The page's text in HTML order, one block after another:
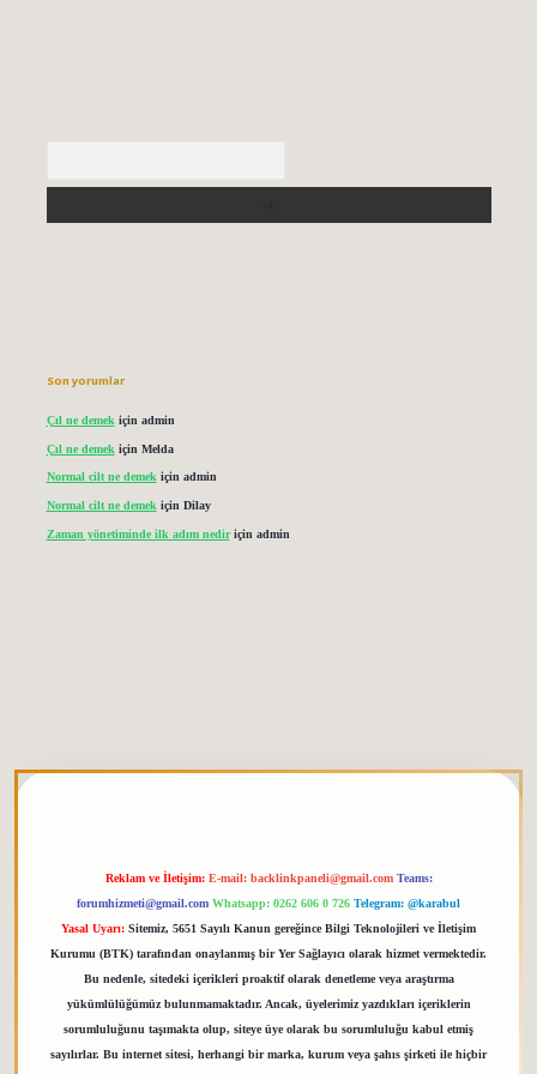
Son yorumlar
Çıl ne demek için admin
Çıl ne demek için Melda
Normal cilt ne demekiçin admin
Normal cilt ne demek için Dilay
Zaman yönetiminde ilk adım nediriçin admin
Reklam ve İletişim: E-mail: backlinkpaneli@gmail.com Teams:
forumhizmeti@gmail.com Whatsapp: 0262 606 0 726 Telegram: @karabul
Yasal Uyarı: Sitemiz, 5651 Sayılı Kanun gereğince Bilgi Teknolojileri ve İletişim
Kurumu (BTK) tarafından onaylanmış bir Yer Sağlayıcı olarak hizmet vermektedir.
Bu nedenle, sitedeki içerikleri proaktif olarak denetleme veya araştırma
yükümlülüğümüz bulunmamaktadır. Ancak, üyelerimiz yazdıkları içeriklerin
sorumluluğunu taşımakta olup, siteye üye olarak bu sorumluluğu kabul etmiş
sayılırlar. Bu internet sitesi, herhangi bir marka, kurum veya şahıs şirketi ile hiçbir